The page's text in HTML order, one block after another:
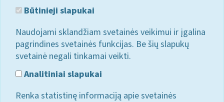
Būtinieji slapukai
Naudojami sklandžiam svetainės veikimui ir įgalina
pagrindines svetainės funkcijas. Be šių slapukų
svetainė negali tinkamai veikti.
Analitiniai slapukai
Renka statistinę informaciją apie svetainės